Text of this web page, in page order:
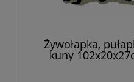
Żywołapka,
kuny